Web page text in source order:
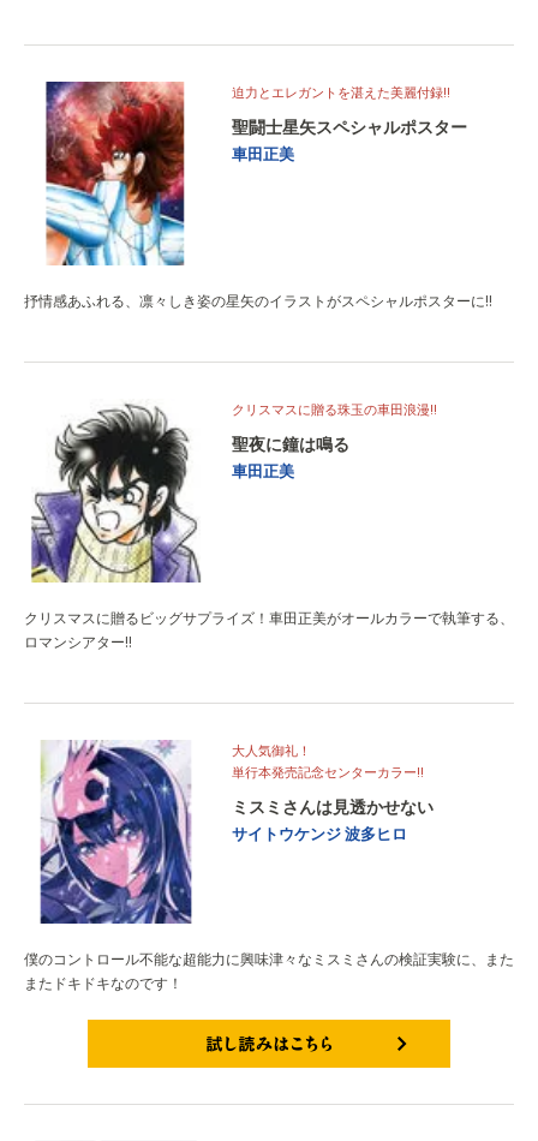
迫力とエレガントを湛えた美麗付録‼
聖闘士星矢スペシャルポスター
車田正美
抒情感あふれる、凛々しき姿の星矢のイラストがスペシャルポスターに‼
クリスマスに贈る珠玉の車田浪漫‼
聖夜に鐘は鳴る
車田正美
クリスマスに贈るビッグサプライズ！車田正美がオールカラーで執筆する、
ロマンシアター‼
大人気御礼！
単行本発売記念センターカラー‼
ミスミさんは見透かせない
サイトウケンジ波多ヒロ
僕のコントロール不能な超能力に興味津々なミスミさんの検証実験に、また
またドキドキなのです！